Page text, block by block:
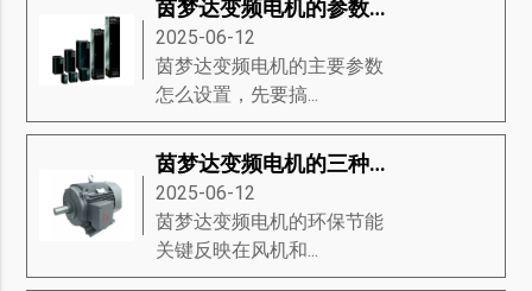
茵梦达变频电机的参数该如何设置？
2025-06-12
茵梦达变频电机的主要参数
怎么设置，先要搞...
茵梦达变频电机的三种基础分类
2025-06-12
茵梦达变频电机的环保节能
关键反映在风机和...